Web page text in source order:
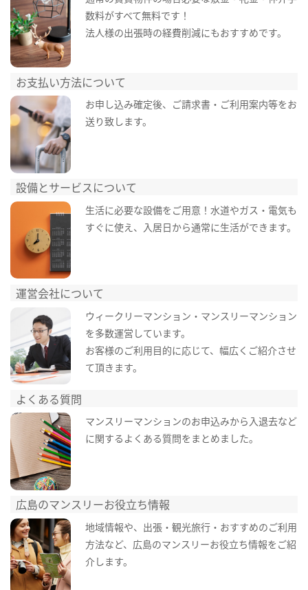
数料がすべて無料です！
法人様の出張時の経費削減にもおすすめです。
お支払い方法について
お申し込み確定後、ご請求書・ご利用案内等をお
送り致します。
設備とサービスについて
生活に必要な設備をご用意！水道やガス・電気も
すぐに使え、入居日から通常に生活ができます。
運営会社について
ウィークリーマンション・マンスリーマンション
を多数運営しています。
お客様のご利用目的に応じて、幅広くご紹介させ
て頂きます。
よくある質問
マンスリーマンションのお申込みから入退去など
に関するよくある質問をまとめました。
広島のマンスリーお役立ち情報
地域情報や、出張・観光旅行・おすすめのご利用
方法など、広島のマンスリーお役立ち情報をご紹
介します。